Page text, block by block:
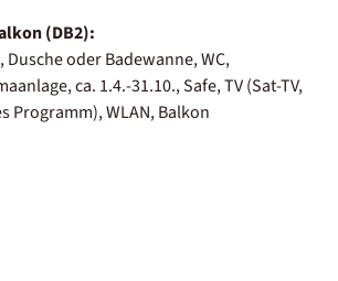
(DB2):
Dusche oder Badewanne, WC,
ca. 1.4.-31.10., Safe, TV (Sat-TV,
Programm), WLAN, Balkon